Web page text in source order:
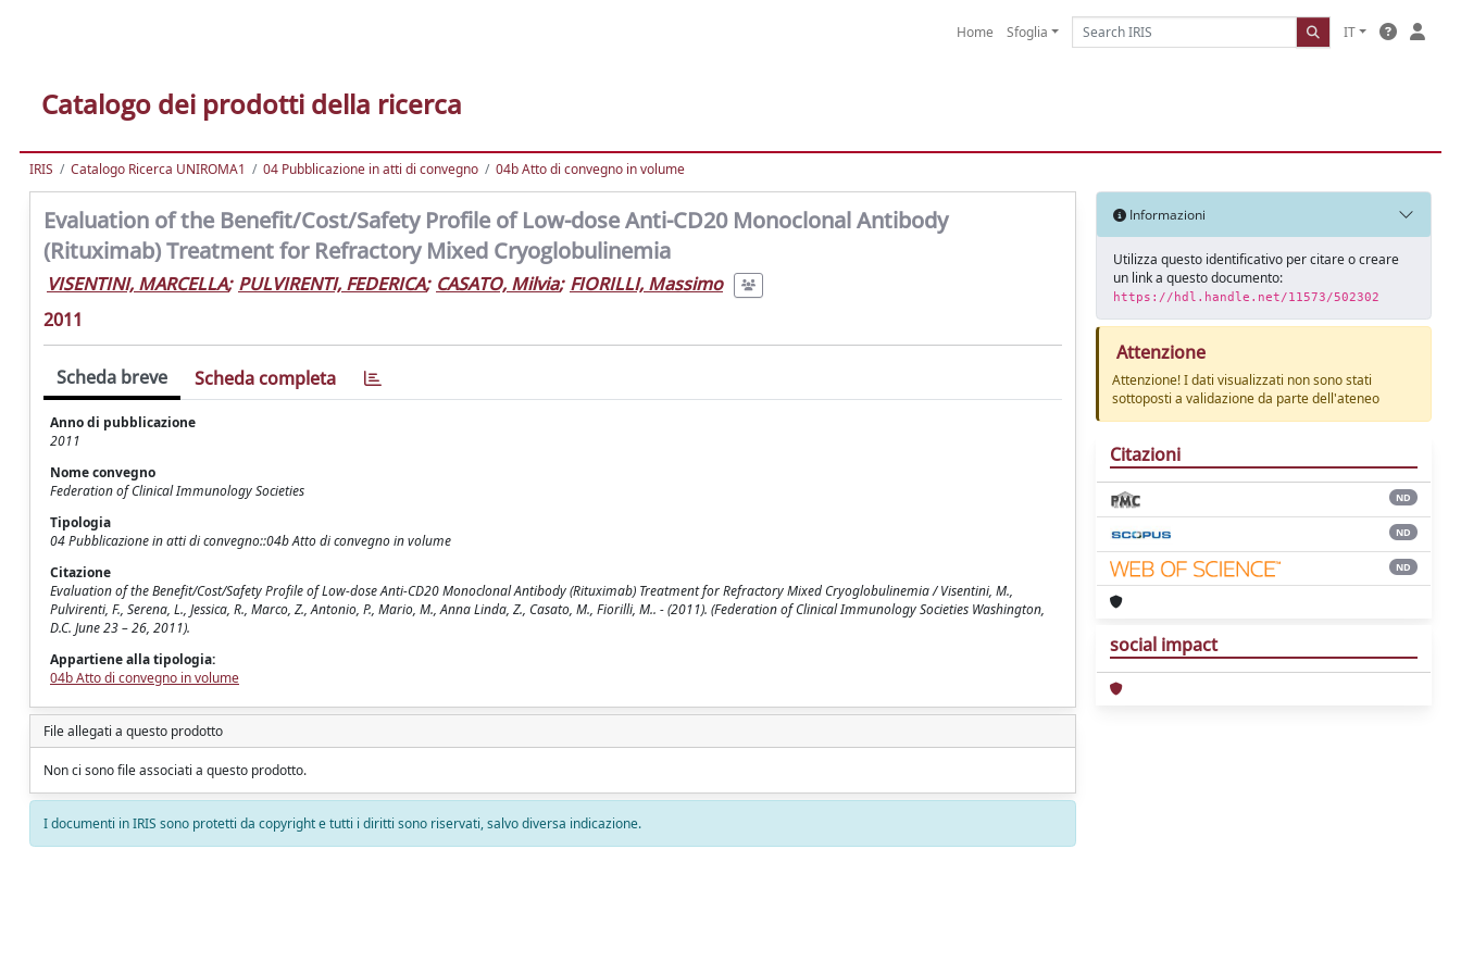
Home Sfoglia IT
Catalogo dei prodotti della ricerca
IRIS Catalogo Ricerca UNIROMA1 04 Pubblicazione in atti di convegno 04b Atto di convegno in volume
Evaluation of the Benefit/Cost/Safety Profile of Low-dose Anti-CD20 Monoclonal Antibody
(Rituximab) Treatment for Refractory Mixed Cryoglobulinemia
VISENTINI, MARCELLA; PULVIRENTI, FEDERICA; CASATO, Milvia; FIORILLI, Massimo
2011
Scheda breve Scheda completa
Anno di pubblicazione
2011
Nome convegno
Federation of Clinical Immunology Societies
Tipologia
04 Pubblicazione in atti di convegno::04b Atto di convegno in volume
Citazione
Evaluation of the Benefit/Cost/Safety Profile of Low-dose Anti-CD20 Monoclonal Antibody (Rituximab) Treatment for Refractory Mixed Cryoglobulinemia / Visentini, M.,
Pulvirenti, F., Serena, L., Jessica, R., Marco, Z., Antonio, P., Mario, M., Anna Linda, Z., Casato, M., Fiorilli, M.. - (2011). (Federation of Clinical Immunology Societies Washington,
D.C. June 23 – 26, 2011).
Appartiene alla tipologia:
04b Atto di convegno in volume
File allegati a questo prodotto
Non ci sono file associati a questo prodotto.
I documenti in IRIS sono protetti da copyright e tutti i diritti sono riservati, salvo diversa indicazione.
Informazioni
Utilizza questo identificativo per citare o creare
un link a questo documento:
https://hdl.handle.net/11573/502302
Attenzione
Attenzione! I dati visualizzati non sono stati
sottoposti a validazione da parte dell'ateneo
Citazioni
ND
ND
ND
social impact